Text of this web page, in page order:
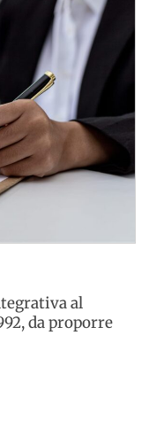
al
da proporre